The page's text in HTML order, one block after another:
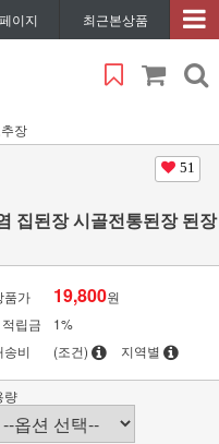
이지 최근본상품
장
51
집된장 시골전통된장 된장
품가 19,800원
적립금
1%
송비
(조건) 지역별
량